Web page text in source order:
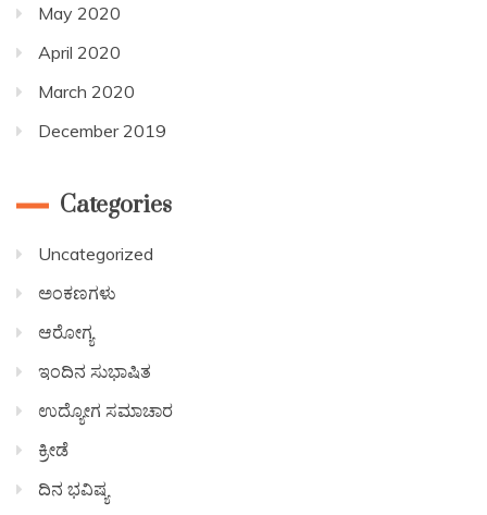
May 2020
April 2020
March 2020
December 2019
Categories
Uncategorized
ಅಂಕಣಗಳು
ಆರೋಗ್ಯ
ಇಂದಿನ ಸುಭಾಷಿತ
ಉದ್ಯೋಗ ಸಮಾಚಾರ
ಕ್ರೀಡೆ
ದಿನ ಭವಿಷ್ಯ